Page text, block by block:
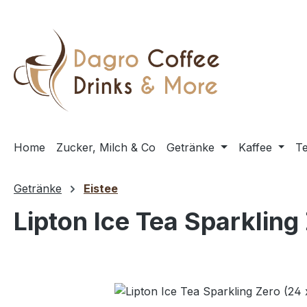
Home Zucker, Milch & Co Getränke Kaffee
Getränke Eistee
Lipton Ice Tea
Bildergalerie überspringen